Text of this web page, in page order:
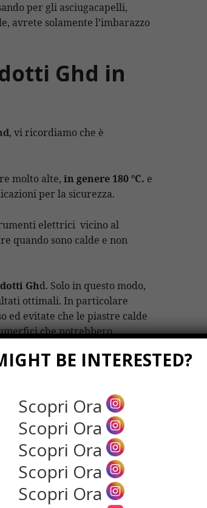
per gli asciugacapelli,
avrete solamente l’imbarazzo
Ghd in
, vi ricordiamo che è
molto alte, in genere 180 °C. e
per la sicurezza.
elettrici vicino al
quando sono calde e non
Ghd. Solo in questo modo,
ottimali. In particolare
ed evitate che le piastre calde
che potrebbero
con il cavo di
il rivestimento isolante e
assicuratevi che le
attorno alla mano o alcorpo
l’efficienza.
Per questo motivo è
BE INTERESTED?
Scopri Ora
Scopri Ora
Scopri Ora
Scopri Ora
Scopri Ora